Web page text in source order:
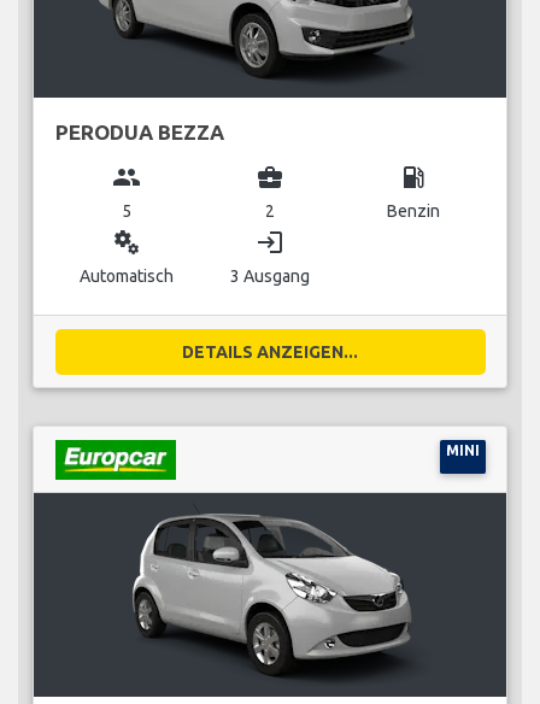
PERODUA BEZZA
group
5
business_center
2
local_gas_station
Benzin
miscellaneous_services
Automatisch
login
3 Ausgang
DETAILS ANZEIGEN...
MINI